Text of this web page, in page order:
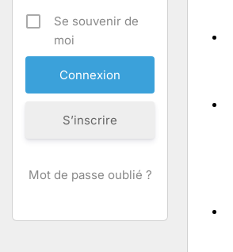
Se souvenir de
moi
S’inscrire
Mot de passe oublié ?